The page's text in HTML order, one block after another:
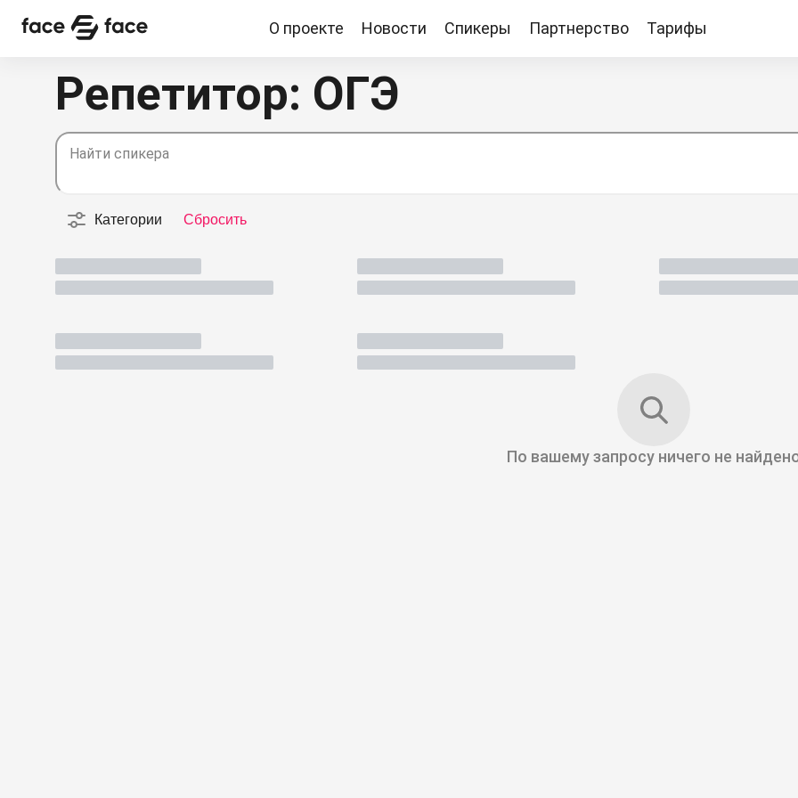
О проекте Новости Спикеры Партнерство Тарифы
О проекте Партнерство
Репетитор: ОГЭ
Найти спикера
Категории Сбросить
По вашему запросу ничего не